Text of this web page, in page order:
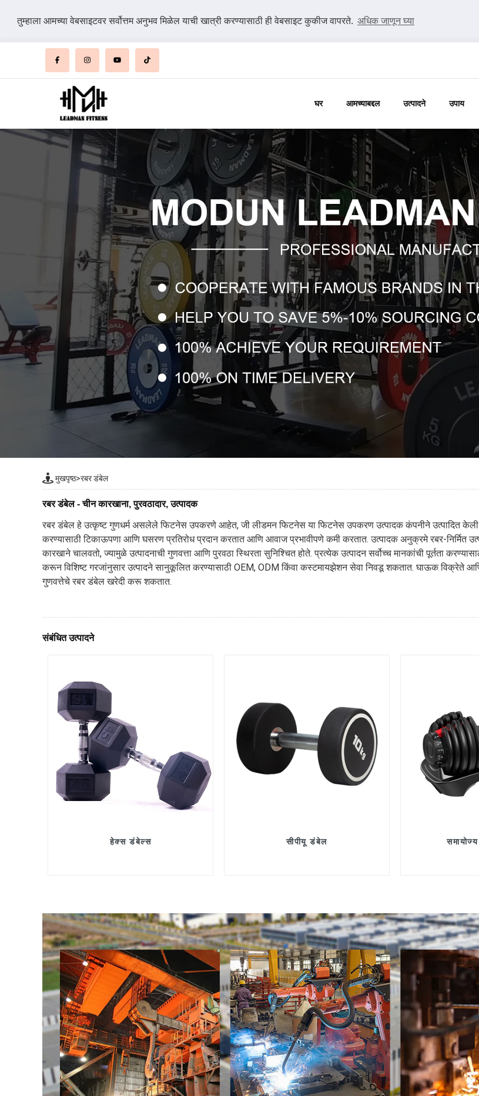
तुम्हाला आमच्या वेबसाइटवर सर्वोत्तम अनुभव मिळेल याची खात्री करण्यासाठी ही वेबसाइट कुकीज वापरते. अधिक जाणून घ्या
घर आमच्याबद्दल उत्पादने उपाय
मुखपृष्ठ>रबर डंबेल
रबर डंबेल - चीन कारखाना, पुरवठादार, उत्पादक
रबर डंबेल हे उत्कृष्ट गुणधर्म असलेले फिटनेस उपकरणे आहेत, जी लीडमन फिटनेस या फिटनेस उपकरण उत्पादक कंपनीने उत्पादित
करण्यासाठी टिकाऊपणा आणि घसरण प्रतिरोध प्रदान करतात आणि आवाज प्रभावीपणे कमी करतात. उत्पादक अनुक्रमे रबर-निर्मित
कारखाने चालवतो, ज्यामुळे उत्पादनाची गुणवत्ता आणि पुरवठा स्थिरता सुनिश्चित होते. प्रत्येक उत्पादन सर्वोच्च मानकांची पूर्तता
करून विशिष्ट गरजांनुसार उत्पादने सानुकूलित करण्यासाठी OEM, ODM किंवा कस्टमायझेशन सेवा निवडू शकतात. घाऊक विक्रेते आणि
गुणवत्तेचे रबर डंबेल खरेदी करू शकतात.
संबंधित उत्पादने
हेक्स डंबेल्स सीपीयू डंबेल